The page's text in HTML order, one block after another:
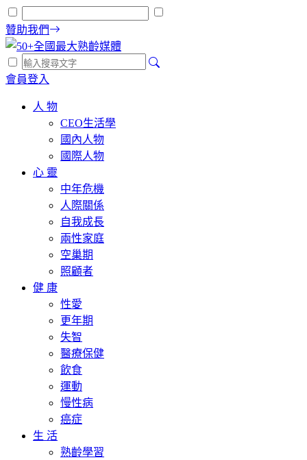
贊助我們
會員登入
人 物
CEO生活學
國內人物
國際人物
心 靈
中年危機
人際關係
自我成長
兩性家庭
空巢期
照顧者
健 康
性愛
更年期
失智
醫療保健
飲食
運動
慢性病
癌症
生 活
熟齡學習